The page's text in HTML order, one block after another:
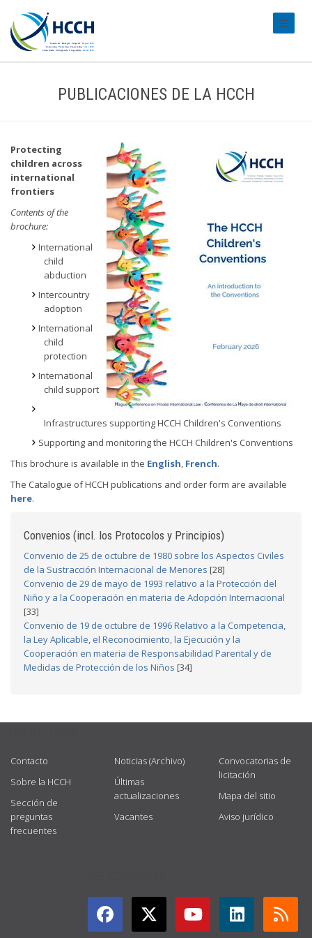
PUBLICACIONES DE LA HCCH
Protecting
children across
international
frontiers
Contents of the
brochure:
International
child
abduction
Intercountry
adoption
International
child
protection
International
child support
Infrastructures supporting HCCH Children's Conventions
Supporting and monitoring the HCCH Children's Conventions
This brochure is available in the English, French.
The Catalogue of HCCH publications and order form are available
here.
Convenios (incl. los Protocolos y Principios)
Convenio de 25 de octubre de 1980 sobre los Aspectos Civiles
de la Sustracción Internacional de Menores [28]
Convenio de 29 de mayo de 1993 relativo a la Protección del
Niño y a la Cooperación en materia de Adopción Internacional
[33]
Convenio de 19 de octubre de 1996 Relativo a la Competencia,
la Ley Aplicable, el Reconocimiento, la Ejecución y la
Cooperación en materia de Responsabilidad Parental y de
Medidas de Protección de los Niños [34]
Contacto
Sobre la HCCH
Sección de
preguntas
frecuentes
Noticias (Archivo)
Últimas
actualizaciones
Vacantes
Convocatorias de
licitación
Mapa del sitio
Aviso jurídico